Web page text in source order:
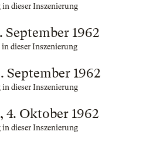
dieser Inszenierung
September 1962
dieser Inszenierung
September 1962
dieser Inszenierung
4. Oktober 1962
dieser Inszenierung